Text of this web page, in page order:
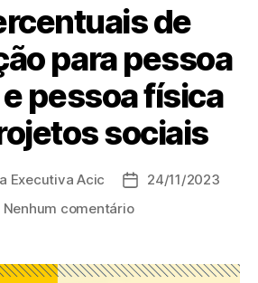
de
para pessoa
pessoa física
sociais
Executiva Acic
24/11/2023
Nenhum comentário